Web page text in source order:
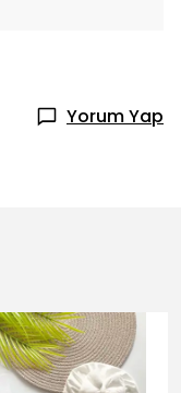
Yorum Yap